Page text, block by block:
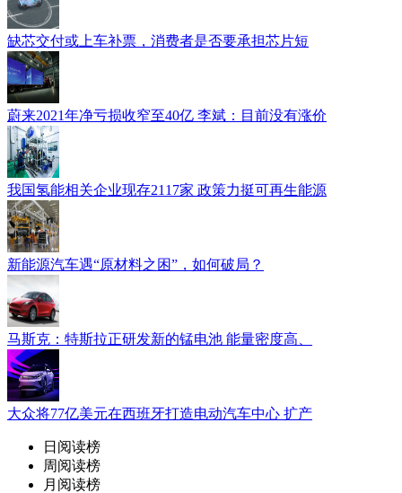
缺芯交付或上车补票，消费者是否要承担芯片短
蔚来2021年净亏损收窄至40亿 李斌：目前没有涨价
我国氢能相关企业现存2117家 政策力挺可再生能源
新能源汽车遇“原材料之困”，如何破局？
马斯克：特斯拉正研发新的锰电池 能量密度高、
大众将77亿美元在西班牙打造电动汽车中心 扩产
日阅读榜
周阅读榜
月阅读榜